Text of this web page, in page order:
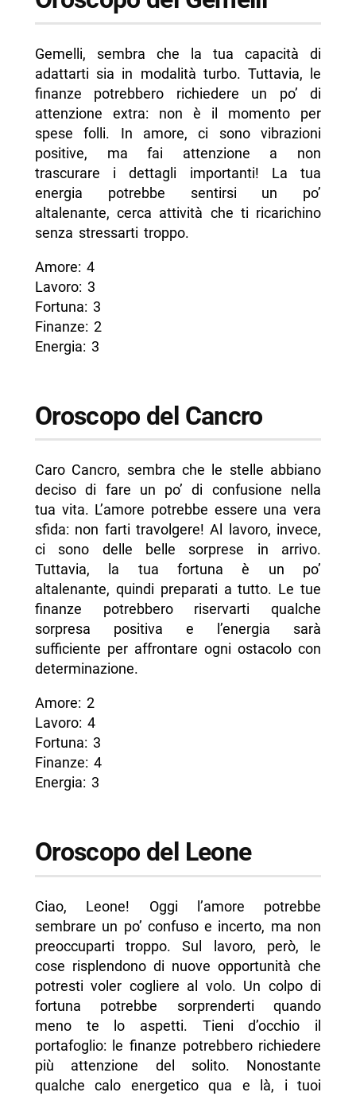
Gemelli, sembra che la tua capacità di
adattarti sia in modalità turbo. Tuttavia, le
finanze potrebbero richiedere un po’ di
attenzione extra: non è il momento per
spese folli. In amore, ci sono vibrazioni
positive, ma fai attenzione a non
trascurare i dettagli importanti! La tua
energia potrebbe sentirsi un po’
altalenante, cerca attività che ti ricarichino
senza stressarti troppo.
Amore: 4
Lavoro: 3
Fortuna: 3
Finanze: 2
Energia: 3
Oroscopo del Cancro
Caro Cancro, sembra che le stelle abbiano
deciso di fare un po’ di confusione nella
tua vita. L’amore potrebbe essere una vera
sfida: non farti travolgere! Al lavoro, invece,
ci sono delle belle sorprese in arrivo.
Tuttavia, la tua fortuna è un po’
altalenante, quindi preparati a tutto. Le tue
finanze potrebbero riservarti qualche
sorpresa positiva e l’energia sarà
sufficiente per affrontare ogni ostacolo con
determinazione.
Amore: 2
Lavoro: 4
Fortuna: 3
Finanze: 4
Energia: 3
Oroscopo del Leone
Ciao, Leone! Oggi l’amore potrebbe
sembrare un po’ confuso e incerto, ma non
preoccuparti troppo. Sul lavoro, però, le
cose risplendono di nuove opportunità che
potresti voler cogliere al volo. Un colpo di
fortuna potrebbe sorprenderti quando
meno te lo aspetti. Tieni d’occhio il
portafoglio: le finanze potrebbero richiedere
più attenzione del solito. Nonostante
qualche calo energetico qua e là, i tuoi